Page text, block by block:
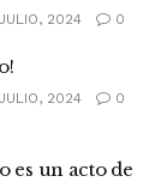
2024 0
2024 0
es un acto de